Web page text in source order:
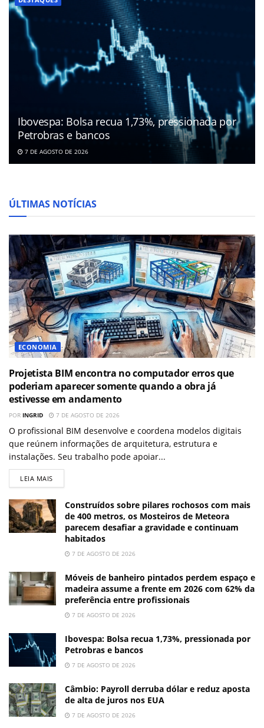
Ibovespa: Bolsa recua 1,73%, pressionada por
Petrobras e bancos
7 DE AGOSTO DE 2026
ÚLTIMAS NOTÍCIAS
ECONOMIA
Projetista BIM encontra no computador erros que
poderiam aparecer somente quando a obra já
estivesse em andamento
POR INGRID 7 DE AGOSTO DE 2026
O profissional BIM desenvolve e coordena modelos digitais
que reúnem informações de arquitetura, estrutura e
instalações. Seu trabalho pode apoiar...
LEIA MAIS
Construídos sobre pilares rochosos com mais
de 400 metros, os Mosteiros de Meteora
parecem desafiar a gravidade e continuam
habitados
7 DE AGOSTO DE 2026
Móveis de banheiro pintados perdem espaço e
madeira assume a frente em 2026 com 62% da
preferência entre profissionais
7 DE AGOSTO DE 2026
Ibovespa: Bolsa recua 1,73%, pressionada por
Petrobras e bancos
7 DE AGOSTO DE 2026
Câmbio: Payroll derruba dólar e reduz aposta
de alta de juros nos EUA
7 DE AGOSTO DE 2026